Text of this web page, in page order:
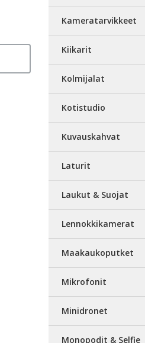
Kameratarvikkeet
Kiikarit
Kolmijalat
Kotistudio
Kuvauskahvat
Laturit
Laukut & Suojat
Lennokkikamerat
Maakaukoputket
Mikrofonit
Minidronet
Monopodit & Selfie